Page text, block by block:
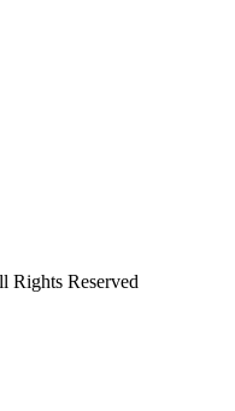
Rights Reserved